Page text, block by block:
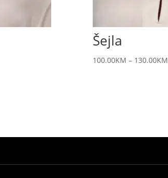
Šejla
100.00KM – 130.00KM